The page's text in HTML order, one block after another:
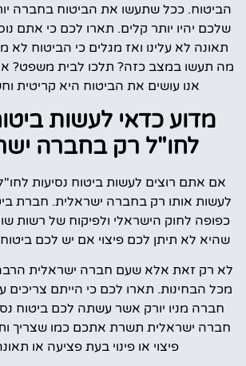
הביטוח. ככל שתעשו את הביטוח בחברה
שלכם יהיו יותר קלים. תארו לכם כי אתם
תאונה לא עלינו ואז מגלים כי הביטוח
מה תעשו במצב כזה? תלכו לבית משפט?
אנו עושים את הביטוח היא קריטית
מדוע כדאי לעשות
לחו"ל רק בחברה
אם אתם רוצים לעשות ביטוח נסיעות
לעשות אותו רק בחברה ישראלית. חברת
כפופה לחוק הישראלי ולפיקוח של רשות
שהיא לא תיתן לכם פיצוי אם יש לכם
לא רק זאת אלא שעם חברה ישראלית
מכל הבחינות. תארו לכם כי הייתם צריכים
חברה מניו יורק אשר עשתה לכם ביטוח
חברה ישראלית תשרת אתכם כמו שצריך
פיצוי או פינוי בעת פציעה או